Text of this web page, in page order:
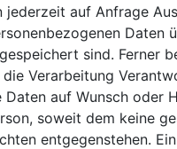
jederzeit auf Anfrage
Daten
sind. Ferner
Verarbeitung
Daten auf Wunsch oder
soweit dem keine
entgegenstehen.